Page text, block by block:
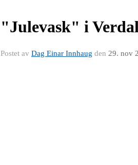
"Julevask" i
Postet av Dag Einar Innhaug den 29. nov